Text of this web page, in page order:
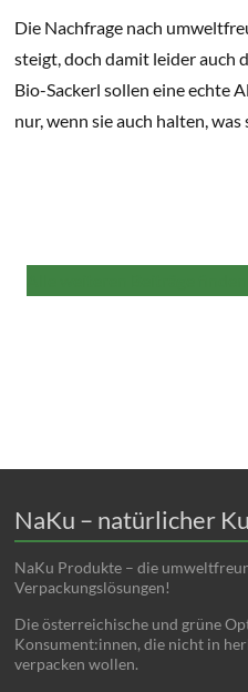
Die Nachfrage nach
steigt, doch damit leider auch
Bio-Sackerl sollen eine echte
nur, wenn sie auch halten,
NaKu – natürlicher
NaKu Produkte – die
Verpackungslösungen!
Die österreichische und grüne
Konsument:innen, die nicht in
verpacken wollen.